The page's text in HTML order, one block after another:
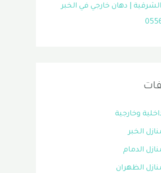
| دهان خارجي في الخبر
وخارجية
الخبر
الدمام
الظهران